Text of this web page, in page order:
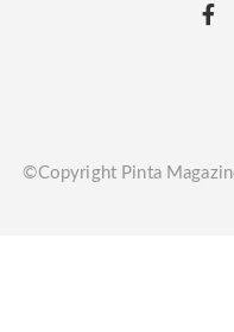
©Copyright Pinta